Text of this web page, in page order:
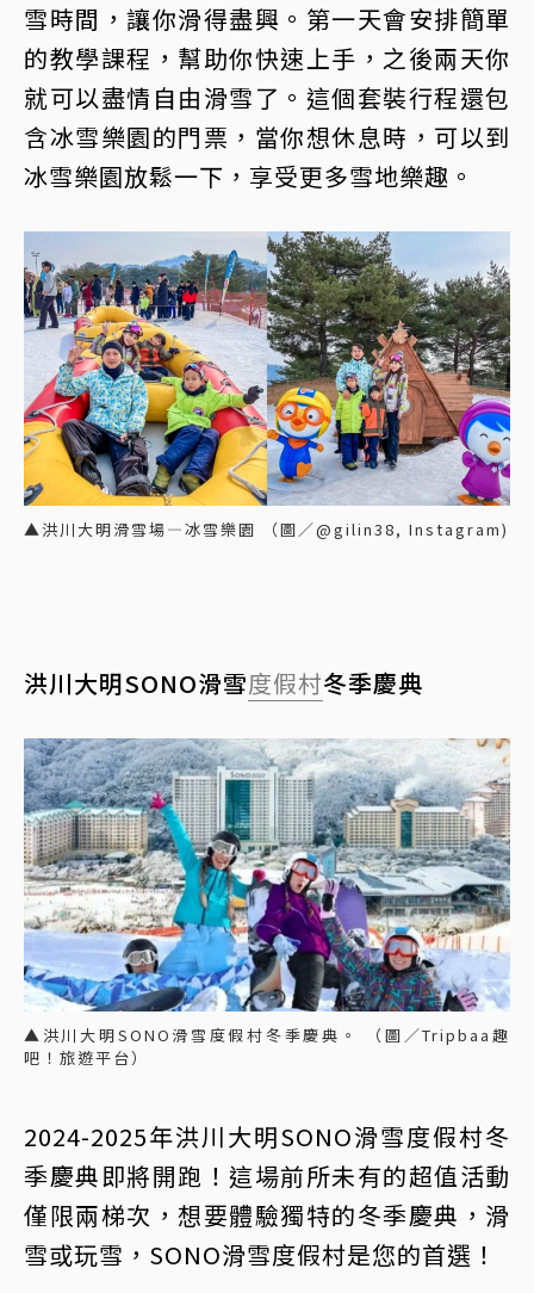
雪時間，讓你滑得盡興。第一天會安排簡單
的教學課程，幫助你快速上手，之後兩天你
就可以盡情自由滑雪了。這個套裝行程還包
含冰雪樂園的門票，當你想休息時，可以到
冰雪樂園放鬆一下，享受更多雪地樂趣。
▲洪川大明滑雪場—冰雪樂園 （圖／@gilin38, Instagram)
洪川大明SONO滑雪度假村冬季慶典
▲洪川大明SONO滑雪度假村冬季慶典。 （圖／Tripbaa趣
吧！旅遊平台）
2024-2025年洪川大明SONO滑雪度假村冬
季慶典即將開跑！這場前所未有的超值活動
僅限兩梯次，想要體驗獨特的冬季慶典，滑
雪或玩雪，SONO滑雪度假村是您的首選！